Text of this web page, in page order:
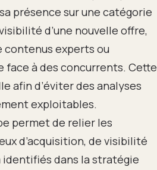
présence sur une catégorie
d’une nouvelle offre,
experts ou
face à des concurrents. Cette
afin d’éviter des analyses
exploitables.
permet de relier les
d’acquisition, de visibilité
dans la stratégie